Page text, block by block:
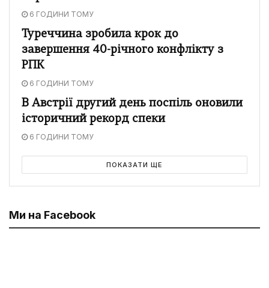
6 ГОДИНИ ТОМУ
Туреччина зробила крок до
завершення 40-річного конфлікту з
РПК
6 ГОДИНИ ТОМУ
В Австрії другий день поспіль оновили
історичний рекорд спеки
6 ГОДИНИ ТОМУ
ПОКАЗАТИ ЩЕ
Ми на Facebook